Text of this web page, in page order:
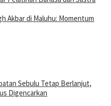
Akbar di Maluhu: Momentum
Sebulu Tetap Berlanjut,
Digencarkan